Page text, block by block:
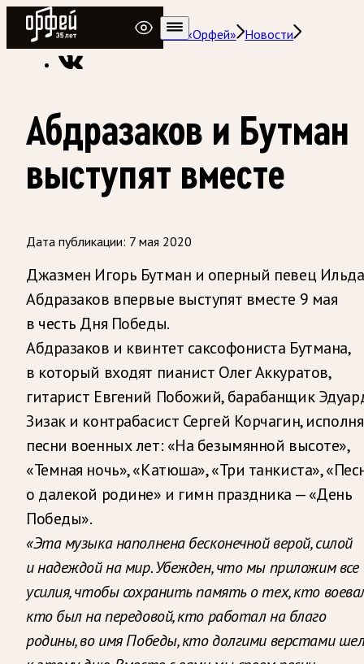
Радио Орфей
Радио классической музыки «Орфей» Новости
Абдразаков и Бутман
выступят вместе
Дата публикации: 7 мая 2020
Джазмен Игорь Бутман и оперный певец
Абдразаков впервые выступят вместе 9 мая
в честь Дня Победы.
Абдразаков и квинтет саксофониста Бутмана,
в который входят пианист Олег Аккуратов,
гитарист Евгений Побожий, барабанщик
Зизак и контрабасист Сергей Корчагин,
песни военных лет: «На безымянной высоте»,
«Темная ночь», «Катюша», «Три танкиста»,
о далекой родине» и гимн праздника — «День
Победы».
«Эта музыка наполнена бесконечной верой, силой
и надеждой на мир. Убежден, что мы приложим все
усилия, чтобы сохранить память о тех, кто
кто был на передовой, кто работал на благо
родины, во имя Победы, кто долгими верстами